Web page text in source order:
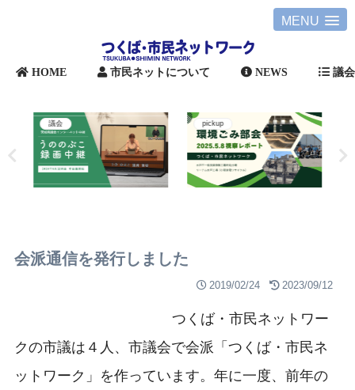
MENU
HOME 市民ネットについて NEWS 議会
議会 pickup
会派通信を発行しました
2019/02/24 2023/09/12
つくば・市民ネットワー
クの市議は４人、市議会で会派「つくば・市民ネ
ットワーク」を作っています。年に一度、前年の